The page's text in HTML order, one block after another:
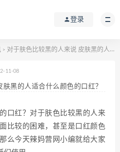
登录
> 对于肤色比较黑的人来说 皮肤黑的人适合什么颜色的口红？
11-08
黑的人适合什么颜色的口红？
口红？对于肤色比较黑的人来
比较的困难，甚至是口红颜色
么今天辣妈营网小编就给大家